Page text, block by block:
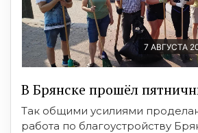
7 АВГУСТА
В Брянске прошёл
Так общими усилиями
работа по благоустройству